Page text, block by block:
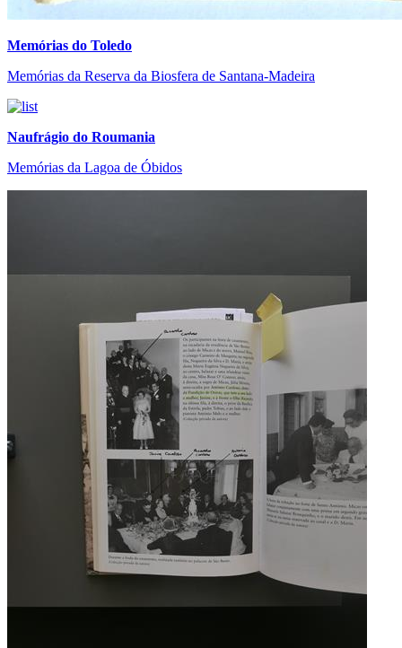
Memórias do Toledo
Memórias da Reserva da Biosfera de Santana-Madeira
Naufrágio do Roumania
Memórias da Lagoa de Óbidos